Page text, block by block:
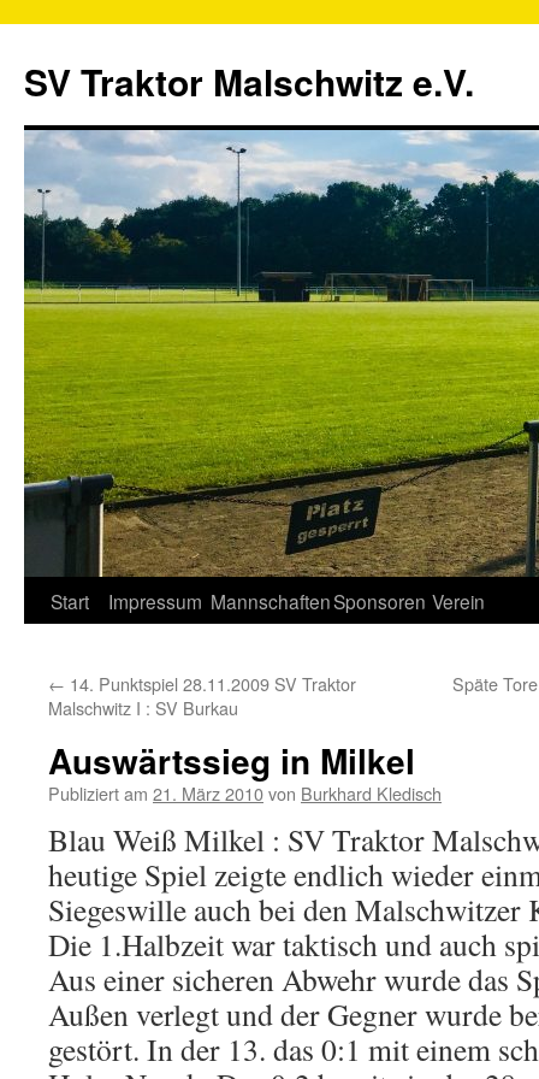
SV Traktor Malschwitz e.V.
Springe
Inhalt
Start Impressum MannschaftenSponsoren Verein
← 14. Punktspiel 28.11.2009 SV Traktor
Malschwitz I : SV Burkau
Späte
Auswärtssieg in Milkel
Publiziert am 21. März 2010von Burkhard Kledisch
Blau Weiß Milkel : SV Traktor
heutige Spiel zeigte endlich wieder
Siegeswille auch bei den Malschwitzer
Die 1.Halbzeit war taktisch und auch
Aus einer sicheren Abwehr wurde das
Außen verlegt und der Gegner wurde
gestört. In der 13. das 0:1 mit einem